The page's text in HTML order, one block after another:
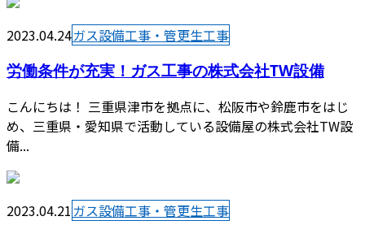
2023.04.24ガス設備工事・管更生工事
労働条件が充実！ガス工事の株式会社TW設備
こんにちは！ 三重県津市を拠点に、松阪市や鈴鹿市をはじ
め、三重県・愛知県で活動している設備屋の株式会社TW設
備...
2023.04.21 ガス設備工事・管更生工事